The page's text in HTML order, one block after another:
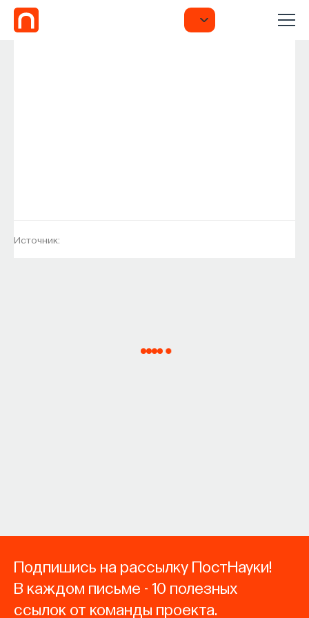
Источник:
Подпишись на рассылку ПостНауки!
В каждом письме - 10 полезных
ссылок от команды проекта.